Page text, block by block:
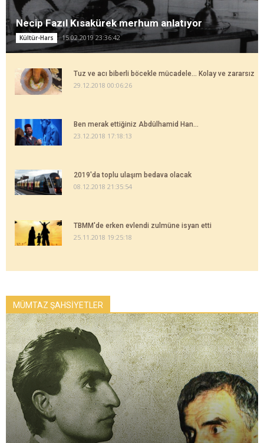
Necip Fazıl Kısakürek merhum anlatıyor
Kültür-Hars 15.02.2019 23:36:42
Tuz ve acı biberli böcekle mücadele... Kolay ve zararsız
29.12.2018 00:06:26
Ben merak ettiğiniz Abdülhamid Han...
23.12.2018 17:18:13
2019'da toplu ulaşım bedava olacak
08.12.2018 21:35:54
TBMM'de erken evlendi zulmüne isyan etti
25.11.2018 19:25:18
MÜMTAZ ŞAHSİYETLER